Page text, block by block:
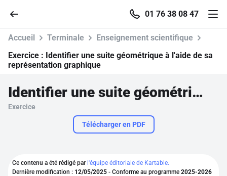
01 76 38 08 47
Parcourir
Se connecter
Accueil Terminale
Enseignement scientifique
Exercice : Identifier une suite géométrique à l'aide de sa
représentation graphique
Identifier une suite géométrique à l'aide de sa représentation graphique
Exercice
Télécharger en PDF
Ce contenu a été rédigé par l'équipe éditoriale de Kartable.
Dernière modification : 12/05/2025 - Conforme au programme 2025-2026